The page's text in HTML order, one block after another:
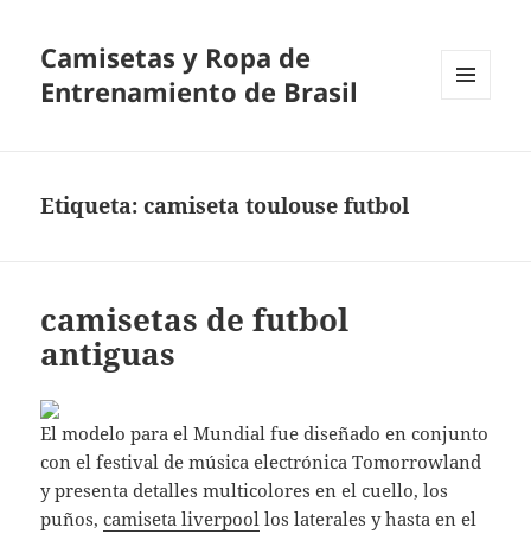
Camisetas y Ropa de
Entrenamiento de Brasil
Etiqueta:camiseta toulouse futbol
camisetas de futbol
antiguas
El modelo para el Mundial fue diseñado en conjunto
con el festival de música electrónica Tomorrowland
y presenta detalles multicolores en el cuello, los
puños,camiseta liverpool los laterales y hasta en el